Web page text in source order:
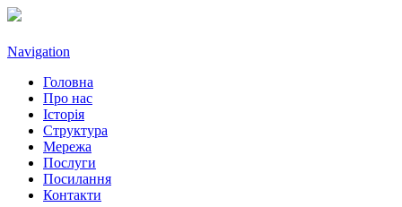
Navigation
Головна
Про нас
Історія
Структура
Мережа
Послуги
Посилання
Контакти